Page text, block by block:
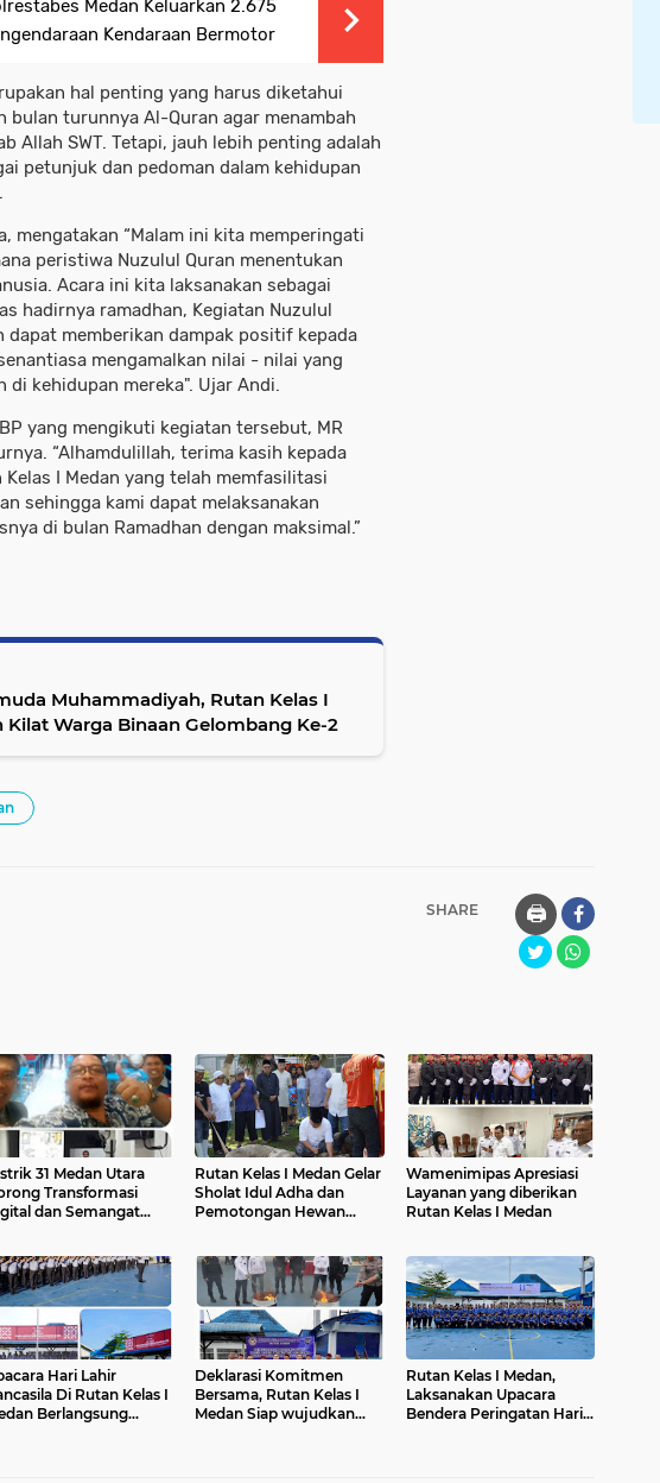
Medan Keluarkan 2.675
Kendaraan Bermotor
hal penting yang harus diketahui
bulan turunnya Al-Quran agar menambah
Allah SWT. Tetapi, jauh lebih penting adalah
petunjuk dan pedoman dalam kehidupan
mengatakan “Malam ini kita memperingati
peristiwa Nuzulul Quran menentukan
Acara ini kita laksanakan sebagai
hadirnya ramadhan, Kegiatan Nuzulul
dapat memberikan dampak positif kepada
mengamalkan nilai - nilai yang
di kehidupan mereka". Ujar Andi.
yang mengikuti kegiatan tersebut, MR
“Alhamdulillah, terima kasih kepada
I Medan yang telah memfasilitasi
sehingga kami dapat melaksanakan
di bulan Ramadhan dengan maksimal.”
Muhammadiyah, Rutan Kelas I
Kilat Warga Binaan Gelombang Ke-2
SHARE 🖨️
31 Medan Utara
Transformasi
dan Semangat
Rutan Kelas I Medan Gelar
Sholat Idul Adha dan
Pemotongan Hewan
Wamenimipas Apresiasi
Layanan yang diberikan
Rutan Kelas I Medan
Hari Lahir
Di Rutan Kelas I
Berlangsung
Deklarasi Komitmen
Bersama, Rutan Kelas I
Medan Siap wujudkan
Rutan Kelas I Medan,
Laksanakan Upacara
Bendera Peringatan Hari